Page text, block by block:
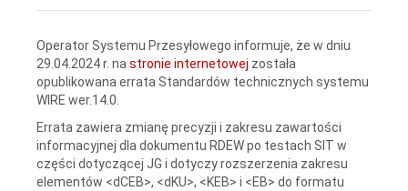
Operator Systemu Przesyłowego informuje, że w dniu
29.04.2024 r. na stronie internetowej została
opublikowana errata Standardów technicznych systemu
WIRE wer.14.0.
Errata zawiera zmianę precyzji i zakresu zawartości
informacyjnej dla dokumentu RDEW po testach SIT w
części dotyczącej JG i dotyczy rozszerzenia zakresu
elementów <dCEB>, <dKU>, <KEB> i <EB> do formatu